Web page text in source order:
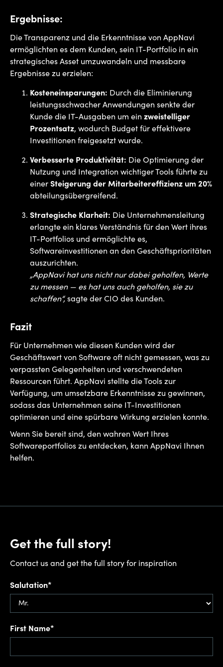
Ergebnisse:
Die Transparenz und die Erkenntnisse von AppNavi
ermöglichten es dem Kunden, sein IT-Portfolio in ein
strategisches Asset umzuwandeln und messbare
Ergebnisse zu erzielen:
Kosteneinsparungen: Durch die Eliminierung
leistungsschwacher Anwendungen senkte der
Kunde die IT-Ausgaben um ein zweistelliger
Prozentsatz, wodurch Budget für effektivere
Investitionen freigesetzt wurde.
Verbesserte Produktivität: Die Optimierung der
Nutzung und Integration wichtiger Tools führte zu
einer Steigerung der Mitarbeitereffizienz um 20%
abteilungsübergreifend.
Strategische Klarheit: Die Unternehmensleitung
erlangte ein klares Verständnis für den Wert ihres
IT-Portfolios und ermöglichte es,
Softwareinvestitionen an den Geschäftsprioritäten
auszurichten.
„AppNavi hat uns nicht nur dabei geholfen, Werte
zu messen — es hat uns auch geholfen, sie zu
schaffen“,sagte der CIO des Kunden.
Fazit
Für Unternehmen wie diesen Kunden wird der
Geschäftswert von Software oft nicht gemessen, was zu
verpassten Gelegenheiten und verschwendeten
Ressourcen führt. AppNavi stellte die Tools zur
Verfügung, um umsetzbare Erkenntnisse zu gewinnen,
sodass das Unternehmen seine IT-Investitionen
optimieren und eine spürbare Wirkung erzielen konnte.
Wenn Sie bereit sind, den wahren Wert Ihres
Softwareportfolios zu entdecken, kann AppNavi Ihnen
helfen.
Get the full story!
Contact us and get the full story for inspiration
Salutation*
First Name*